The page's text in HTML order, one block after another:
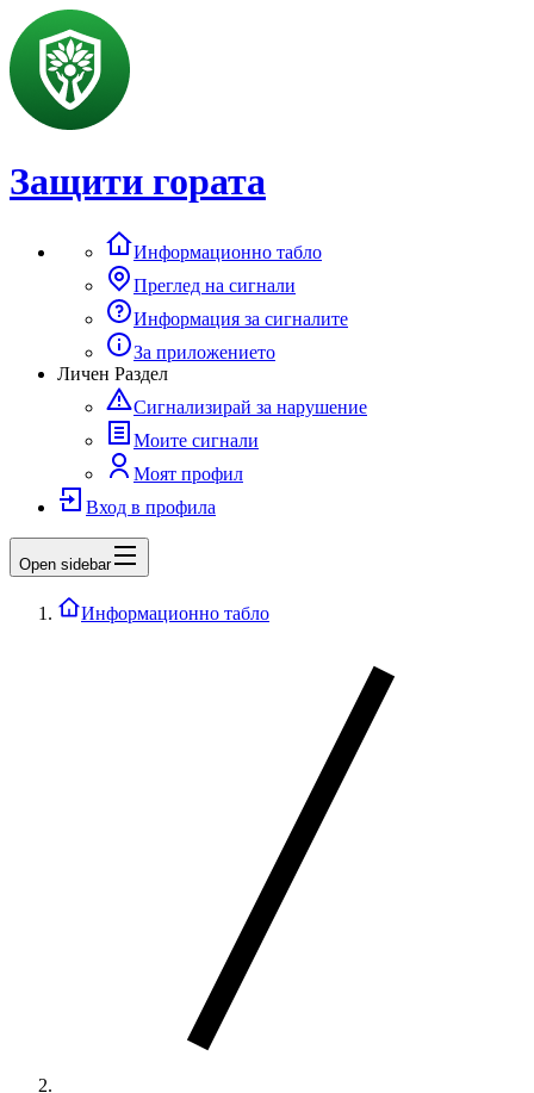
Защити гората
Информационно табло
Преглед на сигнали
Информация за сигналите
За приложението
Личен Раздел
Сигнализирай за нарушение
Моите сигнали
Моят профил
Вход в профила
Open sidebar
Информационно табло